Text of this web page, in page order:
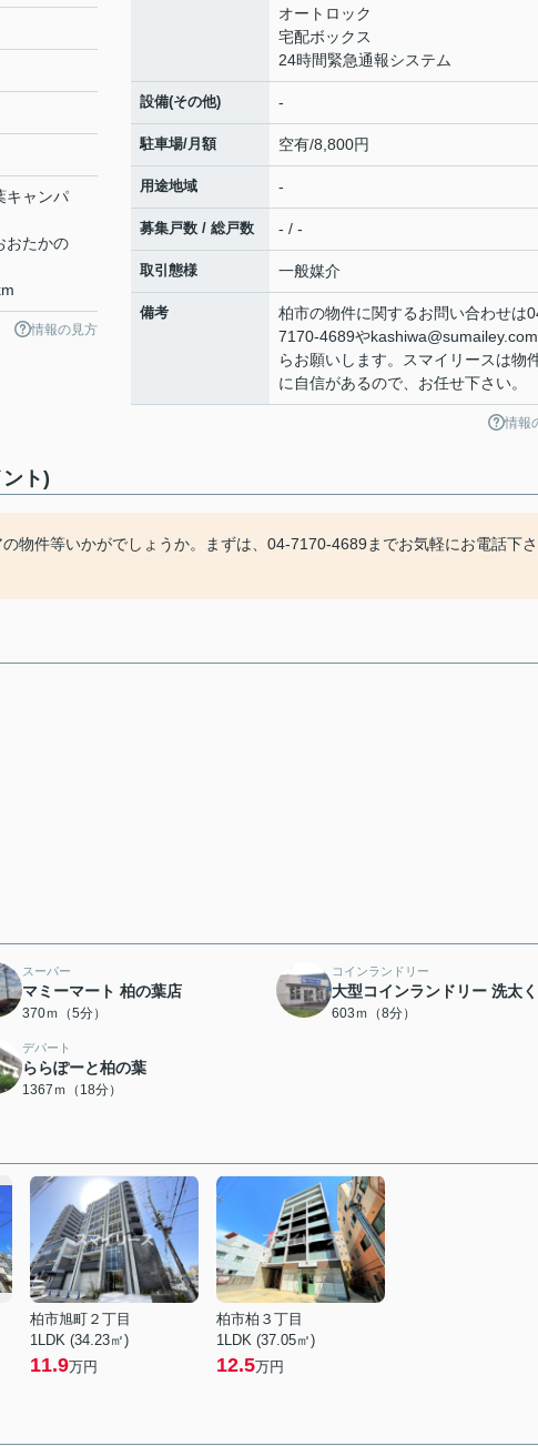
キャンパ
おたかの
情報の見方
オートロック
宅配ボックス
24時間緊急通報システム
設備(その他) -
駐車場/月額 空有/8,800円
用途地域 -
募集戸数 / 総戸数 - / -
取引態様 一般媒介
備考
柏市の物件に関するお問い合わせは
7170-4689や
らお願いします。スマイリースは物
に自信があるので、お任せ下さい。
情報
ト)
物件等いかがでしょうか。まずは、04-7170-4689までお気軽にお電話下さ
スーパー
マミーマート 柏の葉店
370ｍ（5分）
コインランドリー
大型コインランドリー 洗太
603ｍ（8分）
デパート
ららぽーと柏の葉
1367ｍ（18分）
柏市旭町２丁目
1LDK (34.23㎡)
11.9万円
柏市柏３丁目
1LDK (37.05㎡)
12.5万円